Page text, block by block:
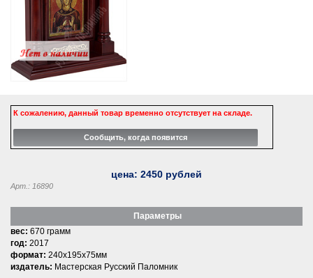
К сожалению, данный товар временно отсутствует на складе.
цена: 2450 рублей
Арт.: 16890
Параметры
вес: 670 грамм
год: 2017
формат: 240x195x75мм
издатель: Мастерская Русский Паломник